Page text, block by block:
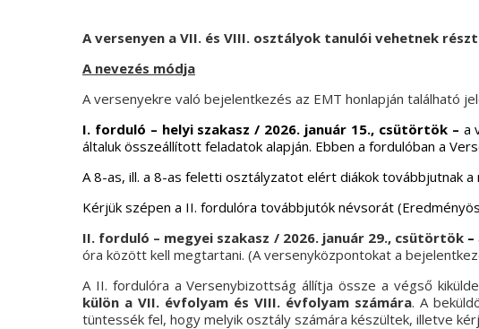
A versenyen a VII. és VIII. osztályok tanulói vehetnek
A nevezés módja
A versenyekre való bejelentkezés az EMT honlapján található
I. forduló – helyi szakasz / 2026. január 15., csütörtök – a
általuk összeállított feladatok alapján. Ebben a fordulóban a
A 8-as, ill. a 8-as feletti osztályzatot elért diákok továbbjutnak a
Kérjük szépen a II. fordulóra továbbjutók névsorát
II. forduló – megyei szakasz / 2026. január 29., csütörtök–
óra között kell megtartani. (A versenyközpontokat a
A II. fordulóra a Versenybizottság állítja össze a végső
külön a VII. évfolyam és VIII. évfolyam számára. A
tüntessék fel, hogy melyik osztály számára készültek, illetve